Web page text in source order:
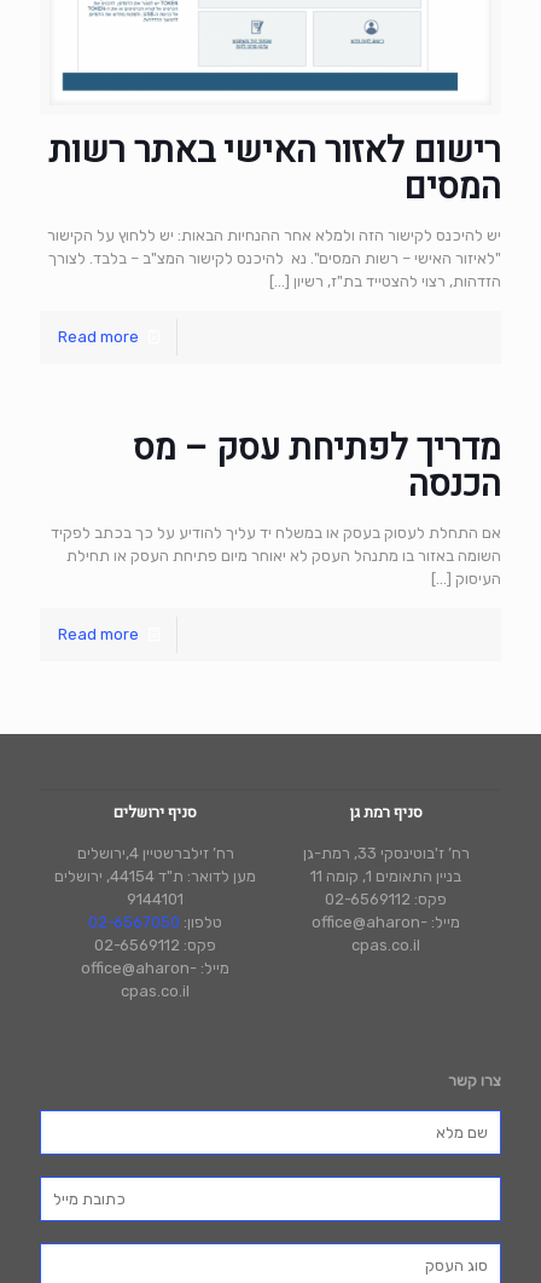
רישום לאזור האישי באתר רשות
המסים
יש להיכנס לקישור הזה ולמלא אחר ההנחיות הבאות: יש ללחוץ על הקישור
"לאיזור האישי – רשות המסים". נא להיכנס לקישור המצ"ב – בלבד. לצורך
הזדהות, רצוי להצטייד בת"ז, רשיון […]
Read more
מדריך לפתיחת עסק – מס
הכנסה
אם התחלת לעסוק בעסק או במשלח יד עליך להודיע על כך בכתב לפקיד
השומה באזור בו מתנהל העסק לא יאוחר מיום פתיחת העסק או תחילת
העיסוק […]
Read more
סניף רמת גן
רח’ ז'בוטינסקי 33, רמת-גן
בניין התאומים 1, קומה 11
פקס: 02-6569112
מייל: office@aharon-
cpas.co.il
סניף ירושלים
רח’ זילברשטיין 4,ירושלים
מען לדואר: ת"ד 44154, ירושלים
9144101
טלפון: 02-6567050
פקס: 02-6569112
מייל: office@aharon-
cpas.co.il
צרו קשר